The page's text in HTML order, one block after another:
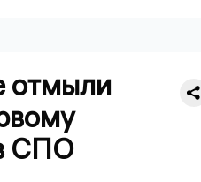
отмыли
СПО